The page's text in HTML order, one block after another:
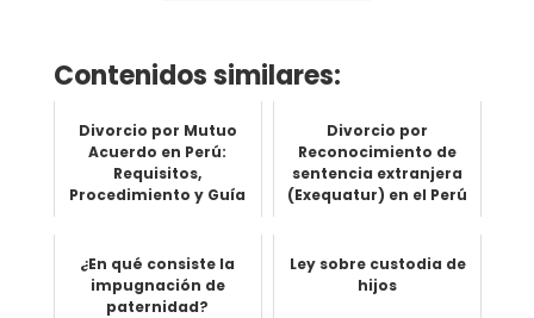
Contenidos similares:
Divorcio por Mutuo
Acuerdo en Perú:
Requisitos,
Procedimiento y Guía
Divorcio por
Reconocimiento de
sentencia extranjera
(Exequatur) en el Perú
¿En qué consiste la
impugnación de
paternidad?
Ley sobre custodia de
hijos